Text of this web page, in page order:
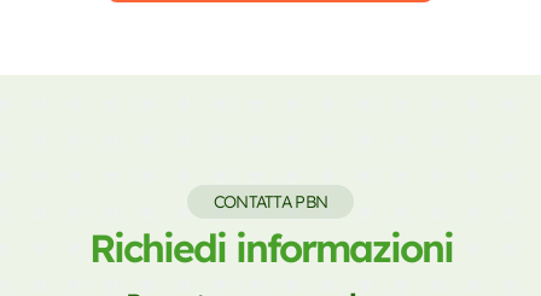
CONTATTA PBN
Richiedi informazioni